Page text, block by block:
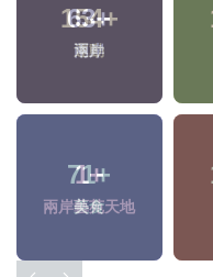
154+
運動
71+
美食